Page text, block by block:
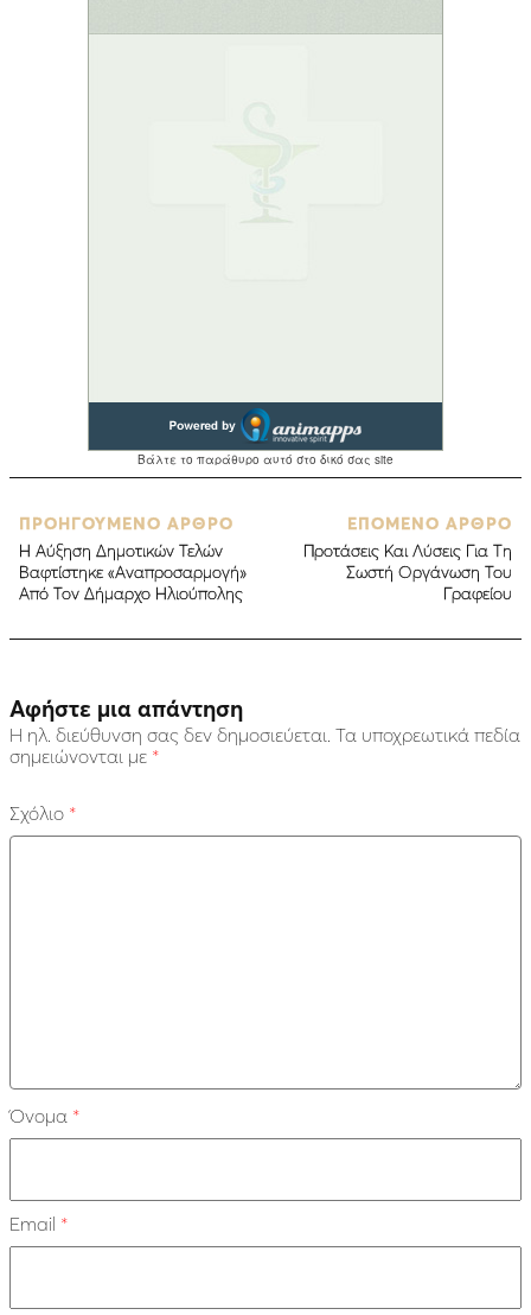
ΠΡΟΗΓΟΥΜΕΝΟ ΑΡΘΡΟ
H Αύξηση Δημοτικών Τελών
Βαφτίστηκε «Αναπροσαρμογή»
Από Τον Δήμαρχο Ηλιούπολης
ΕΠΟΜΕΝΟ ΑΡΘΡΟ
Προτάσεις Και Λύσεις Για Τη
Σωστή Οργάνωση Του
Γραφείου
Αφήστε μια απάντηση
Η ηλ. διεύθυνση σας δεν δημοσιεύεται. Τα υποχρεωτικά πεδία
σημειώνονται με *
Σχόλιο *
Όνομα *
Email *